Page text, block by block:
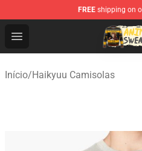
FREE shipping on
Open menu
Anime Sweatshirts Store
Início/Haikyuu Camisolas